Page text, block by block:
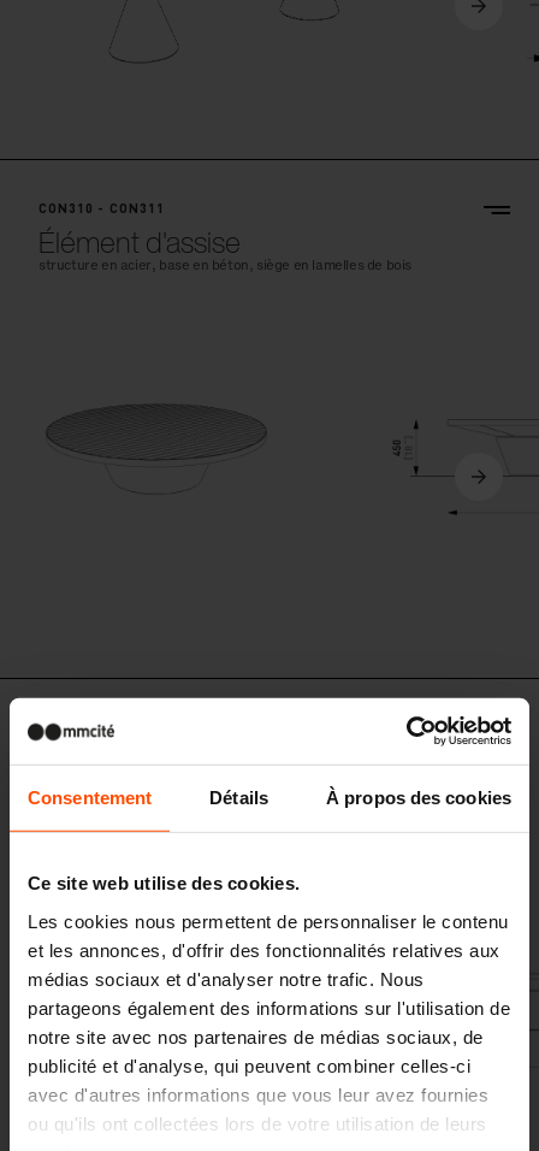
Consentement Détails À propos des cookies
Ce site web utilise des cookies.
Les cookies nous permettent de personnaliser le contenu
et les annonces, d'offrir des fonctionnalités relatives aux
médias sociaux et d'analyser notre trafic. Nous
partageons également des informations sur l'utilisation de
notre site avec nos partenaires de médias sociaux, de
publicité et d'analyse, qui peuvent combiner celles-ci
avec d'autres informations que vous leur avez fournies
ou qu'ils ont collectées lors de votre utilisation de leurs
CON310 - CON311
Élément d'assise
structure en acier, base en béton, siège en lamelles de bois
CON315 - CON316
Élément d'assise avec ouverture pour
les fleurs
structure en acier, base en béton, siège en lamelles de bois, 145 l